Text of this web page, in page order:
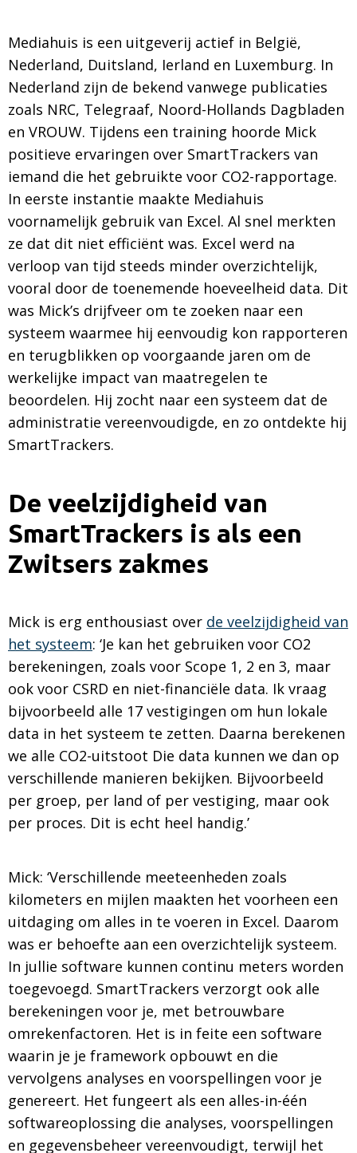
Mediahuis is een uitgeverij actief in België,
Nederland, Duitsland, Ierland en Luxemburg. In
Nederland zijn de bekend vanwege publicaties
zoals NRC, Telegraaf, Noord-Hollands Dagbladen
en VROUW. Tijdens een training hoorde Mick
positieve ervaringen over SmartTrackers van
iemand die het gebruikte voor CO2-rapportage.
In eerste instantie maakte Mediahuis
voornamelijk gebruik van Excel. Al snel merkten
ze dat dit niet efficiënt was. Excel werd na
verloop van tijd steeds minder overzichtelijk,
vooral door de toenemende hoeveelheid data. Dit
was Mick’s drijfveer om te zoeken naar een
systeem waarmee hij eenvoudig kon rapporteren
en terugblikken op voorgaande jaren om de
werkelijke impact van maatregelen te
beoordelen. Hij zocht naar een systeem dat de
administratie vereenvoudigde, en zo ontdekte hij
SmartTrackers.
De veelzijdigheid van
SmartTrackers is als een
Zwitsers zakmes
Mick is erg enthousiast over de veelzijdigheid van
het systeem: ‘Je kan het gebruiken voor CO2
berekeningen, zoals voor Scope 1, 2 en 3, maar
ook voor CSRD en niet-financiële data. Ik vraag
bijvoorbeeld alle 17 vestigingen om hun lokale
data in het systeem te zetten. Daarna berekenen
we alle CO2-uitstoot Die data kunnen we dan op
verschillende manieren bekijken. Bijvoorbeeld
per groep, per land of per vestiging, maar ook
per proces. Dit is echt heel handig.’
Mick: ‘Verschillende meeteenheden zoals
kilometers en mijlen maakten het voorheen een
uitdaging om alles in te voeren in Excel. Daarom
was er behoefte aan een overzichtelijk systeem.
In jullie software kunnen continu meters worden
toegevoegd. SmartTrackers verzorgt ook alle
berekeningen voor je, met betrouwbare
omrekenfactoren. Het is in feite een software
waarin je je framework opbouwt en die
vervolgens analyses en voorspellingen voor je
genereert. Het fungeert als een alles-in-één
softwareoplossing die analyses, voorspellingen
en gegevensbeheer vereenvoudigt, terwijl het